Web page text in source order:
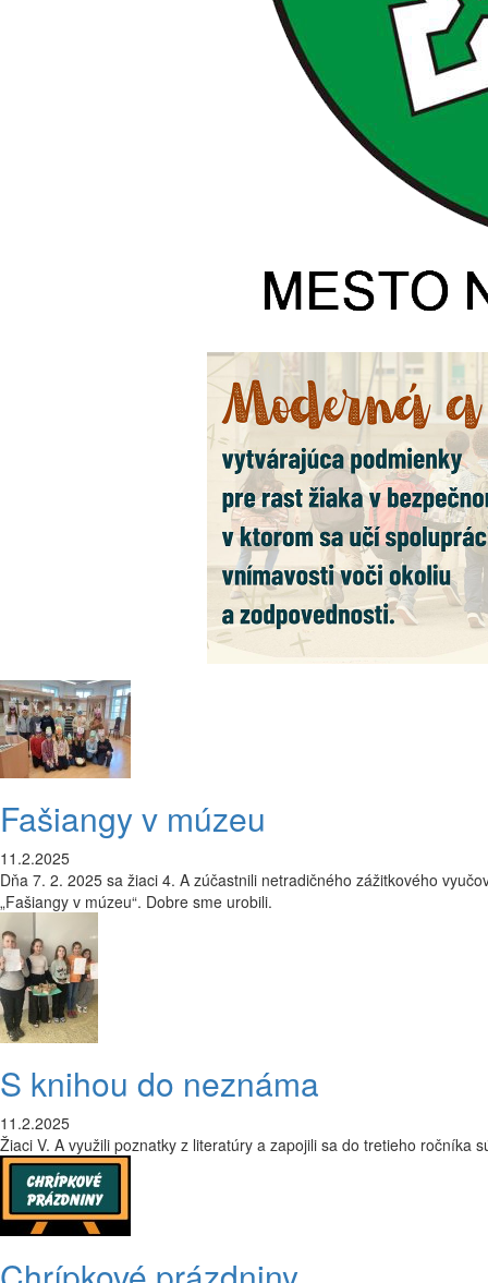
Fašiangy v múzeu
11.2.2025
Dňa 7. 2. 2025 sa žiaci 4. A zúčastnili netradičného zážitkového
„Fašiangy v múzeu“. Dobre sme urobili.
S knihou do neznáma
11.2.2025
Žiaci V. A využili poznatky z literatúry a zapojili sa do tretieho ročníka